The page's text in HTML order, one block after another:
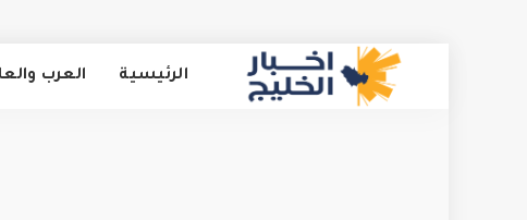
الرئيسية العرب